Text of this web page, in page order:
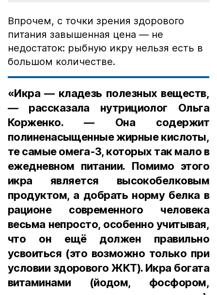
Впрочем, с точки зрения здорового
питания завышенная цена — не
недостаток: рыбную икру нельзя есть в
большом количестве.
«Икра — кладезь полезных веществ,
— рассказала нутрициолог Ольга
Корженко. — Она содержит
полиненасыщенные жирные кислоты,
те самые омега-3, которых так мало в
ежедневном питании. Помимо этого
икра является высокобелковым
продуктом, а добрать норму белка в
рационе современного человека
весьма непросто, особенно учитывая,
что он ещё должен правильно
усвоиться (это возможно только при
условии здорового ЖКТ). Икра богата
витаминами (йодом, фосфором,